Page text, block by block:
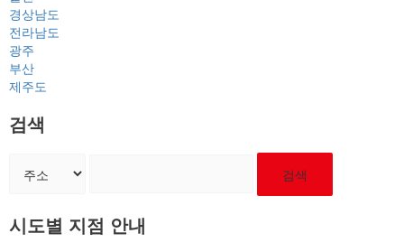
경상남도
전라남도
광주
부산
제주도
검색
검색
시도별 지점 안내